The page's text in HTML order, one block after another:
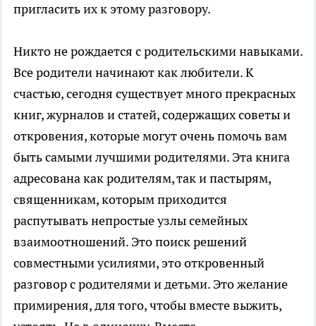
пригласить их к этому разговору.
Никто не рождается с родительскими навыками.
Все родители начинают как любители. К
счастью, сегодня существует много прекрасных
книг, журналов и статей, содержащих советы и
откровения, которые могут очень помочь вам
быть самыми лучшими родителями. Эта книга
адресована как родителям, так и пастырям,
священникам, которым приходится
распутывать непростые узлы семейных
взаимоотношений. Это поиск решений
совместными усилиями, это откровенный
разговор с родителями и детьми. Это желание
примирения, для того, чтобы вместе выжить,